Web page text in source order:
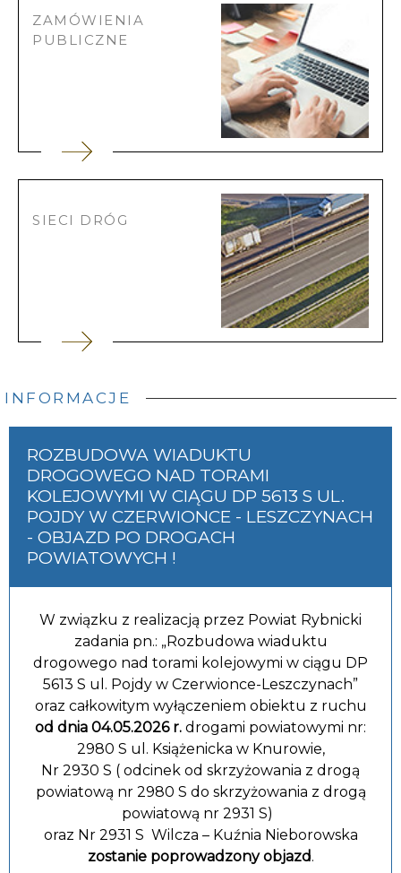
ZAMÓWIENIA
PUBLICZNE
SIECI DRÓG
INFORMACJE
ROZBUDOWA WIADUKTU
DROGOWEGO NAD TORAMI
KOLEJOWYMI W CIĄGU DP 5613 S UL.
POJDY W CZERWIONCE - LESZCZYNACH
- OBJAZD PO DROGACH
POWIATOWYCH !
W związku z realizacją przez Powiat Rybnicki
zadania pn.: „Rozbudowa wiaduktu
drogowego nad torami kolejowymi w ciągu DP
5613 S ul. Pojdy w Czerwionce-Leszczynach”
oraz całkowitym wyłączeniem obiektu z ruchu
od dnia 04.05.2026 r. drogami powiatowymi nr:
2980 S ul. Książenicka w Knurowie,
Nr 2930 S ( odcinek od skrzyżowania z drogą
powiatową nr 2980 S do skrzyżowania z drogą
powiatową nr 2931 S)
oraz Nr 2931 S Wilcza – Kuźnia Nieborowska
zostanie poprowadzony objazd.